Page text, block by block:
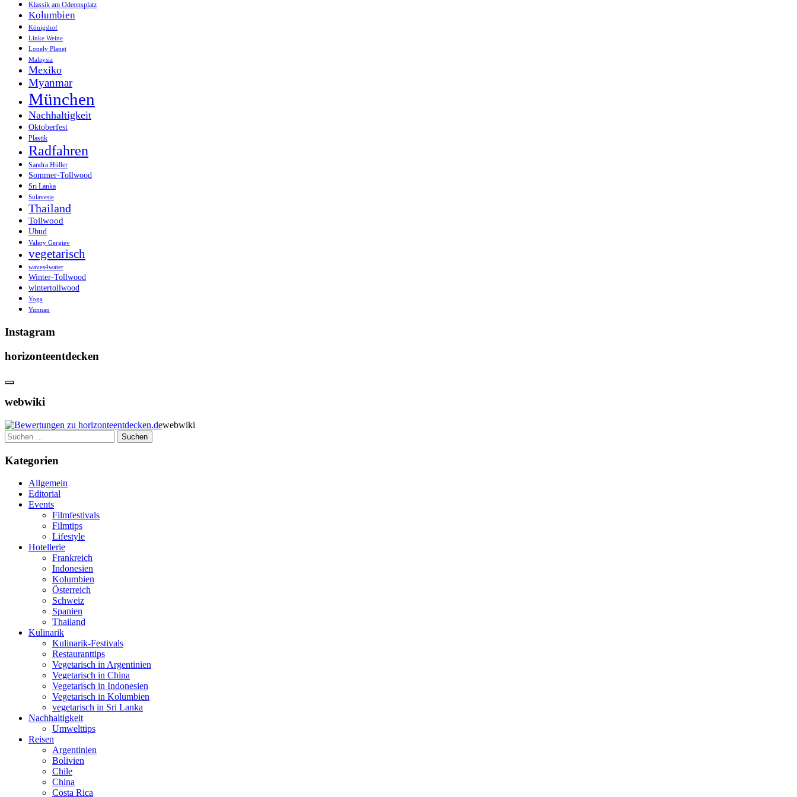
Klassik am Odeonsplatz
Kolumbien
Königshof
Linke Weine
Lonely Planet
Malaysia
Mexiko
Myanmar
München
Nachhaltigkeit
Oktoberfest
Plastik
Radfahren
Sandra Hüller
Sommer-Tollwood
Sri Lanka
Sulavesie
Thailand
Tollwood
Ubud
Valery Gergiev
vegetarisch
waves4water
Winter-Tollwood
wintertollwood
Yoga
Yunnan
Instagram
horizonteentdecken
webwiki
webwiki
Suchen
nach:
Kategorien
Allgemein
Editorial
Events
Filmfestivals
Filmtips
Lifestyle
Hotellerie
Frankreich
Indonesien
Kolumbien
Österreich
Schweiz
Spanien
Thailand
Kulinarik
Kulinarik-Festivals
Restauranttips
Vegetarisch in Argentinien
Vegetarisch in China
Vegetarisch in Indonesien
Vegetarisch in Kolumbien
vegetarisch in Sri Lanka
Nachhaltigkeit
Umwelttips
Reisen
Argentinien
Bolivien
Chile
China
Costa Rica